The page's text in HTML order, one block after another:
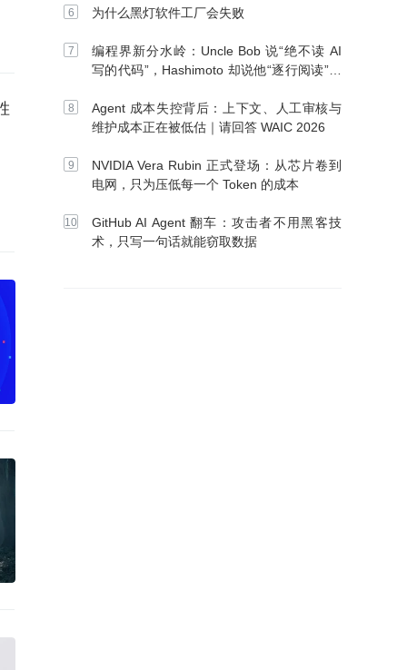
为什么黑灯软件工厂会失败
编程界新分水岭：Uncle Bob 说“绝不读 AI
写的代码”，Hashimoto 却说他“逐行阅读”，
Agent 成本失控背后：上下文、人工审核与
维护成本正在被低估｜请回答 WAIC 2026
NVIDIA Vera Rubin 正式登场：从芯片卷到
电网，只为压低每一个 Token 的成本
GitHub AI Agent 翻车：攻击者不用黑客技
术，只写一句话就能窃取数据